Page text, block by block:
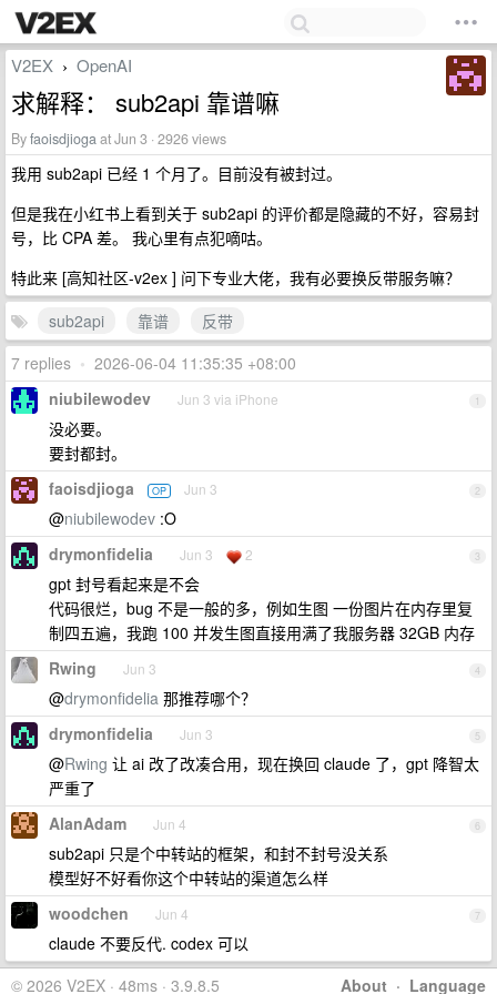
V2EX › OpenAI
求解释： sub2api 靠谱嘛
Byfaoisdjiogaat Jun 3 · 2926 views
我用 sub2api 已经 1 个月了。目前没有被封过。
但是我在小红书上看到关于 sub2api 的评价都是隐藏的不好，容易封
号，比 CPA 差。 我心里有点犯嘀咕。
特此来 [高知社区-v2ex ] 问下专业大佬，我有必要换反带服务嘛？
sub2api
靠谱
反带
7 replies • 2026-06-04 11:35:35 +08:00
1
niubilewodev Jun 3 via iPhone
没必要。
要封都封。
2
faoisdjioga OP Jun 3
@niubilewodev :O
3
drymonfidelia Jun 3 2
gpt 封号看起来是不会
代码很烂，bug 不是一般的多，例如生图 一份图片在内存里复
制四五遍，我跑 100 并发生图直接用满了我服务器 32GB 内存
4
Rwing Jun 3
@drymonfidelia 那推荐哪个？
5
drymonfidelia Jun 3
@Rwing 让 ai 改了改凑合用，现在换回 claude 了，gpt 降智太
严重了
6
AlanAdam Jun 4
sub2api 只是个中转站的框架，和封不封号没关系
模型好不好看你这个中转站的渠道怎么样
7
woodchen Jun 4
claude 不要反代. codex 可以
About · Language
© 2026 V2EX · 48ms · 3.9.8.5